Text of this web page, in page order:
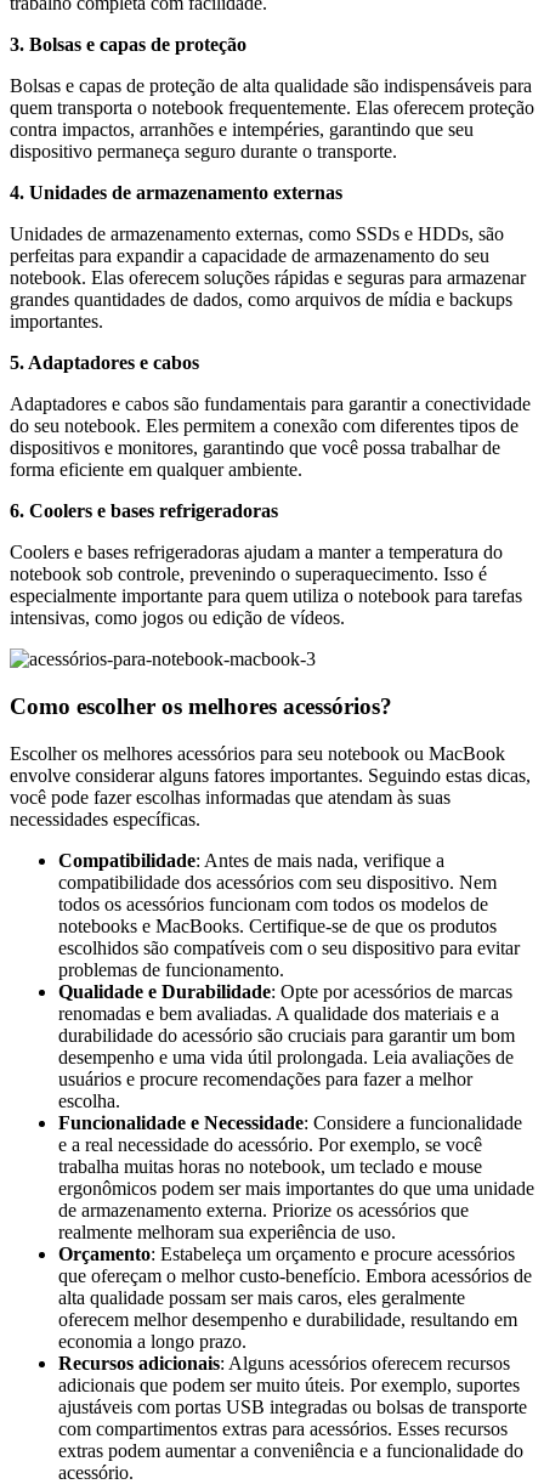
3. Bolsas e capas de proteção
Bolsas e capas de proteção de alta qualidade são indispensáveis para
quem transporta o notebook frequentemente. Elas oferecem proteção
contra impactos, arranhões e intempéries, garantindo que seu
dispositivo permaneça seguro durante o transporte.
4. Unidades de armazenamento externas
Unidades de armazenamento externas, como SSDs e HDDs, são
perfeitas para expandir a capacidade de armazenamento do seu
notebook. Elas oferecem soluções rápidas e seguras para armazenar
grandes quantidades de dados, como arquivos de mídia e backups
importantes.
5. Adaptadores e cabos
Adaptadores e cabos são fundamentais para garantir a conectividade
do seu notebook. Eles permitem a conexão com diferentes tipos de
dispositivos e monitores, garantindo que você possa trabalhar de
forma eficiente em qualquer ambiente.
6. Coolers e bases refrigeradoras
Coolers e bases refrigeradoras ajudam a manter a temperatura do
notebook sob controle, prevenindo o superaquecimento. Isso é
especialmente importante para quem utiliza o notebook para tarefas
intensivas, como jogos ou edição de vídeos.
Como escolher os melhores acessórios?
Escolher os melhores acessórios para seu notebook ou MacBook
envolve considerar alguns fatores importantes. Seguindo estas dicas,
você pode fazer escolhas informadas que atendam às suas
necessidades específicas.
Compatibilidade: Antes de mais nada, verifique a
compatibilidade dos acessórios com seu dispositivo. Nem
todos os acessórios funcionam com todos os modelos de
notebooks e MacBooks. Certifique-se de que os produtos
escolhidos são compatíveis com o seu dispositivo para evitar
problemas de funcionamento.
Qualidade e Durabilidade: Opte por acessórios de marcas
renomadas e bem avaliadas. A qualidade dos materiais e a
durabilidade do acessório são cruciais para garantir um bom
desempenho e uma vida útil prolongada. Leia avaliações de
usuários e procure recomendações para fazer a melhor
escolha.
Funcionalidade e Necessidade: Considere a funcionalidade
e a real necessidade do acessório. Por exemplo, se você
trabalha muitas horas no notebook, um teclado e mouse
ergonômicos podem ser mais importantes do que uma unidade
de armazenamento externa. Priorize os acessórios que
realmente melhoram sua experiência de uso.
Orçamento: Estabeleça um orçamento e procure acessórios
que ofereçam o melhor custo-benefício. Embora acessórios de
alta qualidade possam ser mais caros, eles geralmente
oferecem melhor desempenho e durabilidade, resultando em
economia a longo prazo.
Recursos adicionais: Alguns acessórios oferecem recursos
adicionais que podem ser muito úteis. Por exemplo, suportes
ajustáveis com portas USB integradas ou bolsas de transporte
com compartimentos extras para acessórios. Esses recursos
extras podem aumentar a conveniência e a funcionalidade do
acessório.